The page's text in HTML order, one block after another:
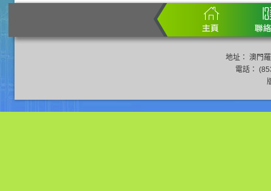
地址： 澳門
電話：